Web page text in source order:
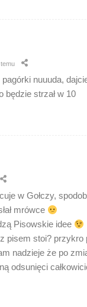
nuuuda,
będzie strzał w 10
w Gołczy,
mrówce
Pisowskie idee
pisem stoi? przykro
nadzieje że po
odsunięci